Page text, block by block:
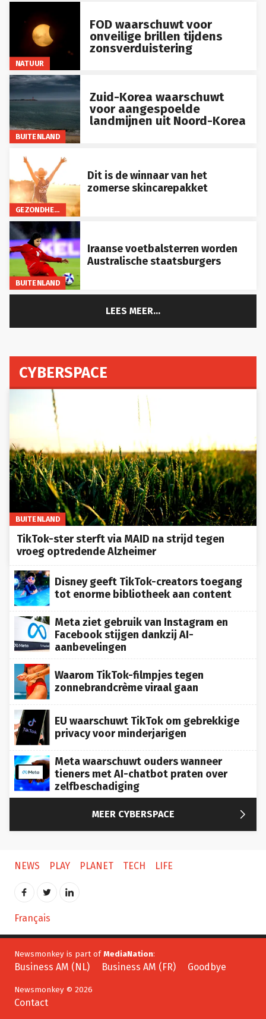
NATUUR
FOD waarschuwt voor
onveilige brillen tijdens
zonsverduistering
BUITENLAND
Zuid-Korea waarschuwt
voor aangespoelde
landmijnen uit Noord-Korea
GEZONDHEID
Dit is de winnaar van het
zomerse skincarepakket
BUITENLAND
Iraanse voetbalsterren worden
Australische staatsburgers
LEES MEER...
CYBERSPACE
BUITENLAND
TikTok-ster sterft via MAID na strijd tegen
vroeg optredende Alzheimer
Disney geeft TikTok-creators toegang
tot enorme bibliotheek aan content
Meta ziet gebruik van Instagram en
Facebook stijgen dankzij AI-
aanbevelingen
Waarom TikTok-filmpjes tegen
zonnebrandcrème viraal gaan
EU waarschuwt TikTok om gebrekkige
privacy voor minderjarigen
Meta waarschuwt ouders wanneer
tieners met AI-chatbot praten over
zelfbeschadiging
MEER CYBERSPACE 
NEWS PLAY PLANET TECH LIFE
Français
Newsmonkey is part of MediaNation
Business AM (NL) Business AM (FR) Goodbye
Newsmonkey © 2026
Contact